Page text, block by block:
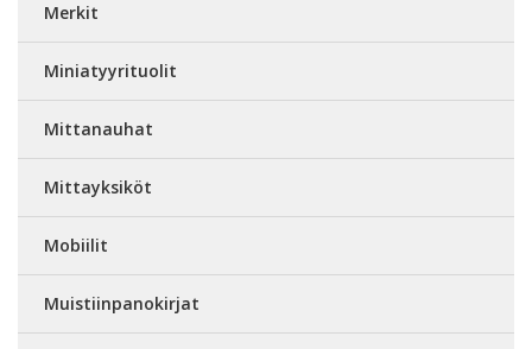
Merkit
Miniatyyrituolit
Mittanauhat
Mittayksiköt
Mobiilit
Muistiinpanokirjat